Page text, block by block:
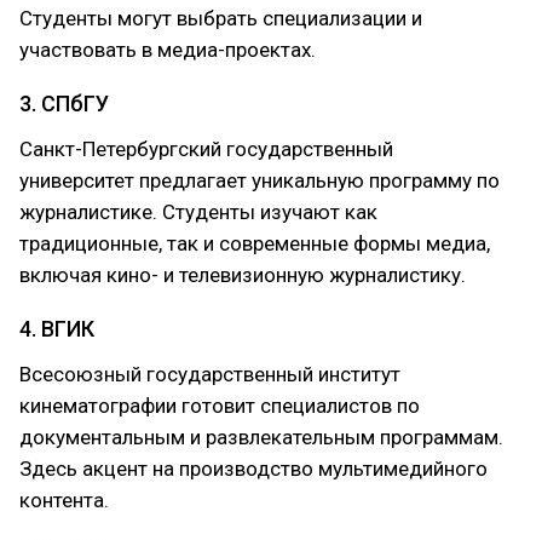
Студенты могут выбрать специализации и
участвовать в медиа-проектах.
3. СПбГУ
Санкт-Петербургский государственный
университет предлагает уникальную программу по
журналистике. Студенты изучают как
традиционные, так и современные формы медиа,
включая кино- и телевизионную журналистику.
4. ВГИК
Всесоюзный государственный институт
кинематографии готовит специалистов по
документальным и развлекательным программам.
Здесь акцент на производство мультимедийного
контента.